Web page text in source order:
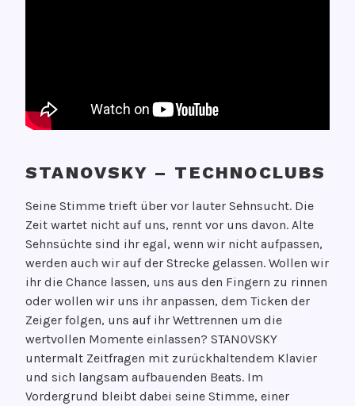
STANOVSKY – TECHNOCLUBS
Seine Stimme trieft über vor lauter Sehnsucht. Die
Zeit wartet nicht auf uns, rennt vor uns davon. Alte
Sehnsüchte sind ihr egal, wenn wir nicht aufpassen,
werden auch wir auf der Strecke gelassen. Wollen wir
ihr die Chance lassen, uns aus den Fingern zu rinnen
oder wollen wir uns ihr anpassen, dem Ticken der
Zeiger folgen, uns auf ihr Wettrennen um die
wertvollen Momente einlassen? STANOVSKY
untermalt Zeitfragen mit zurückhaltendem Klavier
und sich langsam aufbauenden Beats. Im
Vordergrund bleibt dabei seine Stimme, einer